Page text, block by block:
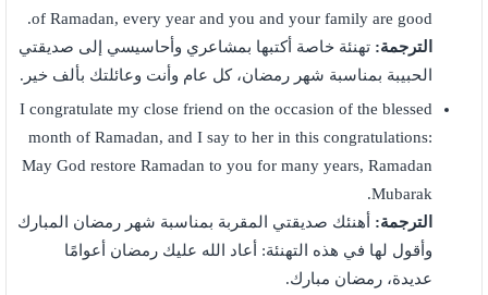
of Ramadan, every year and you and your family are good.
الترجمة: تهنئة خاصة أكتبها بمشاعري وأحاسيسي إلى صديقتي
الحبيبة بمناسبة شهر رمضان، كل عام وأنت وعائلتك بألف خير.
I congratulate my close friend on the occasion of the blessed
month of Ramadan, and I say to her in this congratulations:
May God restore Ramadan to you for many years, Ramadan
Mubarak.
الترجمة: أهنئك صديقتي المقربة بمناسبة شهر رمضان المبارك
وأقول لها في هذه التهنئة: أعاد الله عليك رمضان أعوامًا
عديدة، رمضان مبارك.